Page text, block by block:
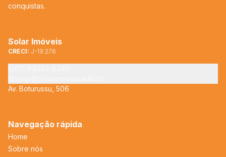
conquistas.
Solar Imóveis
CRECI: J-19.276
Av. Boturussu, 506
Navegação rápida
Home
Sobre nós